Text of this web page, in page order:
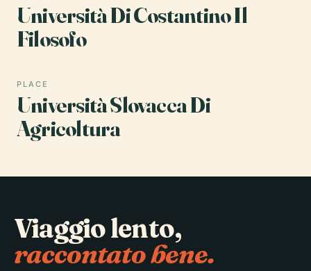
Università Di Costantino Il
Filosofo
PLACE
Università Slovacca Di
Agricoltura
Viaggio lento,
raccontato bene.